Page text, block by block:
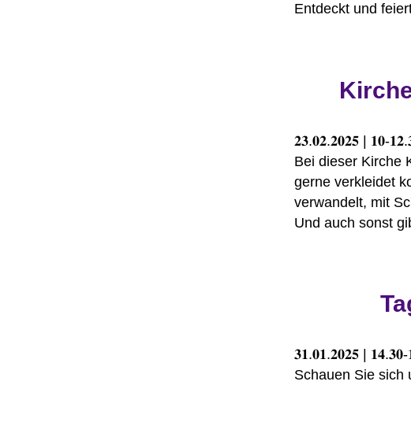
Entdeckt und
𝟐𝟑.𝟎𝟐.𝟐𝟎𝟐𝟓 | 𝟏𝟎-
Bei dieser Kirche
gerne verkleidet
verwandelt, mit
Und auch sonst
𝟑𝟏.𝟎𝟏.𝟐𝟎𝟐𝟓 | 𝟏𝟒.𝟑𝟎-
Schauen Sie sich